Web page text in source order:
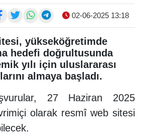
02-06-2025 13:18
yükseköğretimde
hedefi doğrultusunda
yılı için uluslararası
almaya başladı.
27 Haziran 2025
olarak resmî web sitesi